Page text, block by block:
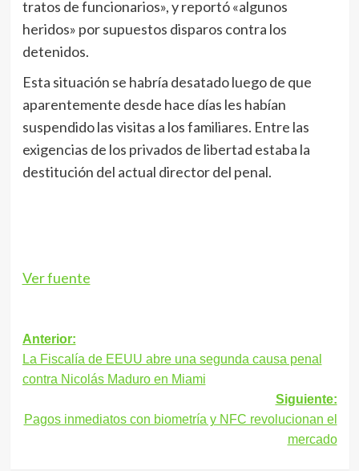
tratos de funcionarios», y reportó «algunos
heridos» por supuestos disparos contra los
detenidos.
Esta situación se habría desatado luego de que
aparentemente desde hace días les habían
suspendido las visitas a los familiares. Entre las
exigencias de los privados de libertad estaba la
destitución del actual director del penal.
Ver fuente
Navegación
de
Anterior:
La Fiscalía de EEUU abre una segunda causa penal
contra Nicolás Maduro en Miami
Siguiente:
Pagos inmediatos con biometría y NFC revolucionan el
mercado